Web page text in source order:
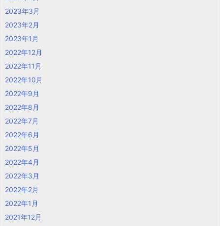
2023年3月
2023年2月
2023年1月
2022年12月
2022年11月
2022年10月
2022年9月
2022年8月
2022年7月
2022年6月
2022年5月
2022年4月
2022年3月
2022年2月
2022年1月
2021年12月